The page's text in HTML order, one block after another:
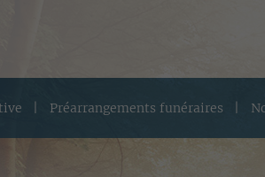
Préarrangements funéraires